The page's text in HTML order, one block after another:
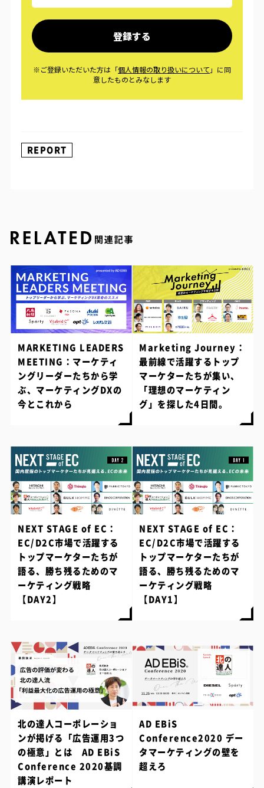
REPORT
MARKETING LEADERS
MEETING：マーケティ
ングリーダーたちから学
ぶ、マーケティングDXの
今とこれから
Marketing Journey：
最前線で活躍するトップ
マーケターたちが集い、
「理想のマーケティン
グ」を探した4日間。
NEXT STAGE of EC：
EC/D2C市場で活躍する
トップマーケターたちが
語る、勝ち残るためのマ
ーケティング戦略
【DAY2】
NEXT STAGE of EC：
EC/D2C市場で活躍する
トップマーケターたちが
語る、勝ち残るためのマ
ーケティング戦略
【DAY1】
北の達人コーポレーショ
ンが掲げる「広告運用3つ
の極意」とは AD EBiS
Conference 2020基調
講演レポート
AD EBiS
Conference2020 デー
タマーケティングの壁を
超えろ